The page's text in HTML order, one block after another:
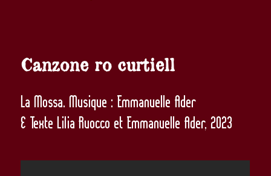
Canzone ro curtiell
La Mossa. Musique : Emmanuelle Ader
& Texte Lilia Ruocco et Emmanuelle Ader, 2023